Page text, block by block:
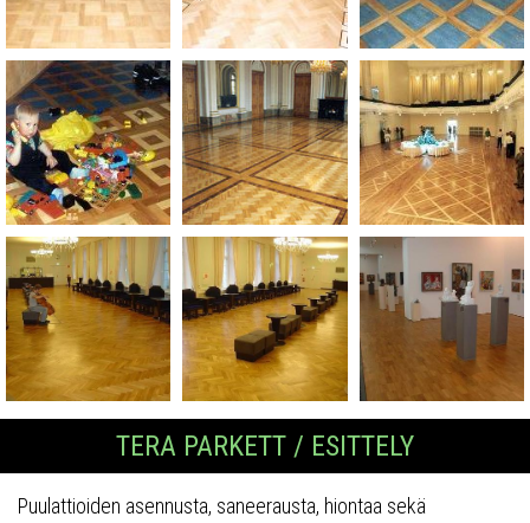
TERA PARKETT / ESITTELY
Puulattioiden asennusta, saneerausta, hiontaa sekä